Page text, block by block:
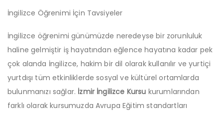
İngilizce Öğrenimi İçin Tavsiyeler
İngilizce öğrenimi günümüzde neredeyse bir zorunluluk
haline gelmiştir iş hayatından eğlence hayatına kadar pek
çok alanda İngilizce, hakim bir dil olarak kullanılır ve yurtiçi
yurtdışı tüm etkinliklerde sosyal ve kültürel ortamlarda
bulunmanızı sağlar. İzmir İngilizce Kursu kurumlarından
farklı olarak kursumuzda Avrupa Eğitim standartları